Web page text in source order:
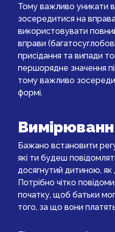
Тому важливо уникати
зосередитися на
використовувати
вправи
присідання та випади
першорядне значення
тому важливо
формі.
Бажано встановити
які ти будеш
досягнутий дитиною, як
Потрібно чітко
початку, щоб батьки
того, за що вони